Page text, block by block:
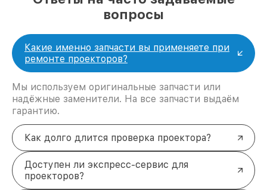
вопросы
Какие именно запчасти вы применяете при
ремонте проекторов?
Мы используем оригинальные запчасти или
надёжные заменители. На все запчасти выдаём
гарантию.
Как долго длится проверка проектора?
Доступен ли экспресс-сервис для
проекторов?